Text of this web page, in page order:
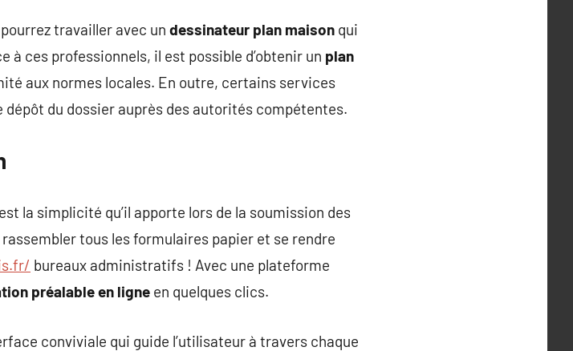
travailler avec un dessinateur plan maison qui
à ces professionnels, il est possible d’obtenir un plan
aux normes locales. En outre, certains services
du dossier auprès des autorités compétentes.
la simplicité qu’il apporte lors de la soumission des
tous les formulaires papier et se rendre
bureaux administratifs ! Avec une plateforme
préalable en ligne en quelques clics.
conviviale qui guide l’utilisateur à travers chaque